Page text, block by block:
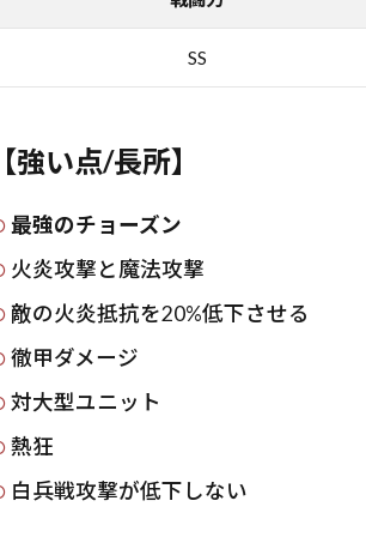
SS
【強い点/長所】
最強のチョーズン
火炎攻撃と魔法攻撃
敵の火炎抵抗を20%低下させる
徹甲ダメージ
対大型ユニット
熱狂
白兵戦攻撃が低下しない